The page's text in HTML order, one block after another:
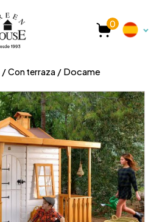
0
/Con terraza / Docame